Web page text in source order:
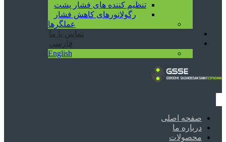
تنظیم کننده های فشار پشت
رگولاتورهای کاهش فشار
عملگرها
تماس با ما
فارسی
English
صفحه اصلی
درباره ما
محصولات